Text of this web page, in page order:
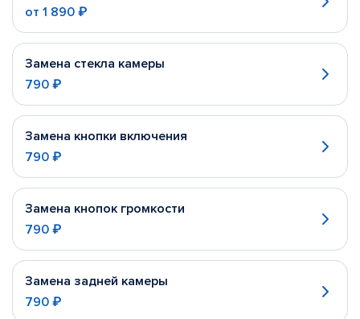
от 1 890 ₽
Замена стекла камеры
790 ₽
Замена кнопки включения
790 ₽
Замена кнопок громкости
790 ₽
Замена задней камеры
790 ₽